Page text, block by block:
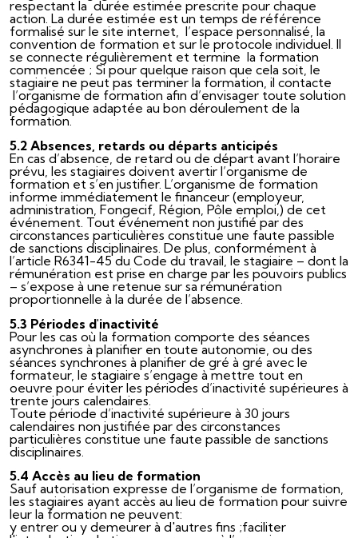
respectant la durée estimée prescrite pour chaque
action. La durée estimée est un temps de référence
formalisé sur le site internet, l’espace personnalisé, la
convention de formation et sur le protocole individuel. Il
se connecte régulièrement et termine la formation
commencée ; Si pour quelque raison que cela soit, le
stagiaire ne peut pas terminer la formation, il contacte
l’organisme de formation afin d’envisager toute solution
pédagogique adaptée au bon déroulement de la
formation.
5.2 Absences, retards ou départs anticipés
En cas d’absence, de retard ou de départ avant l’horaire
prévu, les stagiaires doivent avertir l’organisme de
formation et s’en justifier. L’organisme de formation
informe immédiatement le financeur (employeur,
administration, Fongecif, Région, Pôle emploi,) de cet
événement. Tout événement non justifié par des
circonstances particulières constitue une faute passible
de sanctions disciplinaires. De plus, conformément à
l’article R6341-45 du Code du travail, le stagiaire – dont la
rémunération est prise en charge par les pouvoirs publics
– s’expose à une retenue sur sa rémunération
proportionnelle à la durée de l’absence.
5.3 Périodes d'inactivité
Pour les cas où la formation comporte des séances
asynchrones à planifier en toute autonomie, ou des
séances synchrones à planifier de gré à gré avec le
formateur, le stagiaire s’engage à mettre tout en
oeuvre pour éviter les périodes d’inactivité supérieures à
trente jours calendaires.
Toute période d’inactivité supérieure à 30 jours
calendaires non justifiée par des circonstances
particulières constitue une faute passible de sanctions
disciplinaires.
5.4 Accès au lieu de formation
Sauf autorisation expresse de l’organisme de formation,
les stagiaires ayant accès au lieu de formation pour suivre
leur la formation ne peuvent:
y entrer ou y demeurer à d'autres fins ;faciliter